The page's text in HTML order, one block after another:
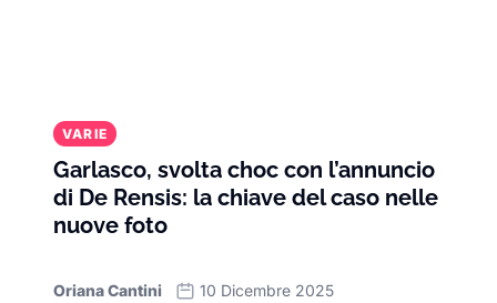
VARIE
Garlasco, svolta choc con l’annuncio
di De Rensis: la chiave del caso nelle
nuove foto
Oriana Cantini 10 Dicembre 2025